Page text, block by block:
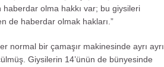
olma hakkı var; bu giysileri
de haberdar olmak hakları.”
normal bir çamaşır makinesinde ayrı ayrı
Giysilerin 14’ünün de bünyesinde